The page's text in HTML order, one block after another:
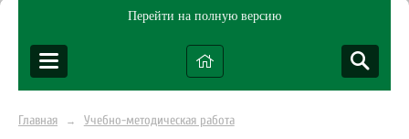
Перейти на полную версию
Главная → Учебно-методическая работа